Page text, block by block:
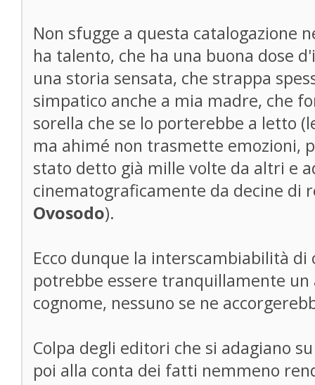
Non sfugge a questa catalogazione
ha talento, che ha una buona dose
una storia sensata, che strappa
simpatico anche a mia madre, che
sorella che se lo porterebbe a letto
ma ahimé non trasmette emozioni,
stato detto già mille volte da altri e
cinematograficamente da decine di
Ovosodo).
Ecco dunque la interscambiabilità di
potrebbe essere tranquillamente
cognome, nessuno se ne
Colpa degli editori che si adagiano
poi alla conta dei fatti nemmeno